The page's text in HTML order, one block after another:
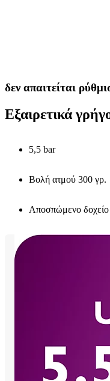
δεν απαιτείται
Εξαιρετικά
5,5 bar
Βολή ατμού 300 γρ.
Αποσπώμενο